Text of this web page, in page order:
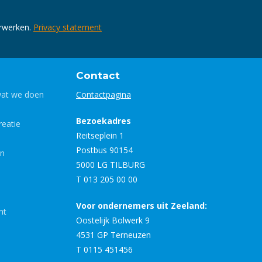
Privacy statement
we doen
Contact
Contactpagina
Bezoekadres
Reitseplein 1
Postbus 90154
5000 LG TILBURG
T 013 205 00 00
Voor ondernemers uit Zeeland:
Oostelijk Bolwerk 9
4531 GP Terneuzen
T 0115 451456